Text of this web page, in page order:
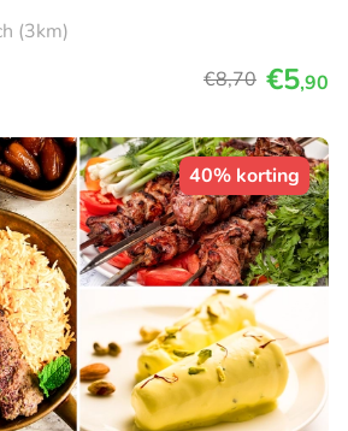
(3km)
€8,70 €5,90
40% korting